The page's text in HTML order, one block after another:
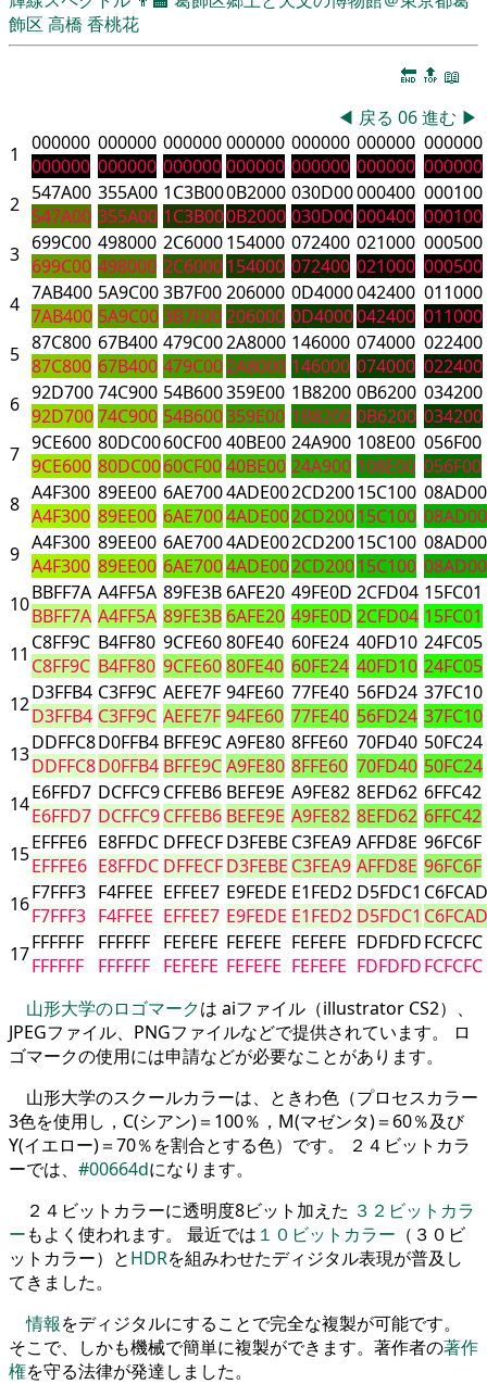
飾区 高橋 香桃花
🔚 🔝 📖
◀ 戻る 06進む ▶
1
000000
000000
000000
000000
000000
000000
000000
000000
000000
000000
000000
000000
000000
000000
2 547A00
547A00
355A00
355A00
1C3B00
1C3B00
0B2000
0B2000
030D00
030D00
000400
000400
000100
000100
3 699C00
699C00
498000
498000
2C6000
2C6000
154000
154000
072400
072400
021000
021000
000500
000500
4 7AB400
7AB400
5A9C00
5A9C00
3B7F00
3B7F00
206000
206000
0D4000
0D4000
042400
042400
011000
011000
5 87C800
87C800
67B400
67B400
479C00
479C00
2A8000
2A8000
146000
146000
074000
074000
022400
022400
6 92D700
92D700
74C900
74C900
54B600
54B600
359E00
359E00
1B8200
1B8200
0B6200
0B6200
034200
034200
7 9CE600
9CE600
80DC00
80DC00
60CF00
60CF00
40BE00
40BE00
24A900
24A900
108E00
108E00
056F00
056F00
8 A4F300
A4F300
89EE00
89EE00
6AE700
6AE700
4ADE00
4ADE00
2CD200
2CD200
15C100
15C100
08AD00
08AD00
9 A4F300
A4F300
89EE00
89EE00
6AE700
6AE700
4ADE00
4ADE00
2CD200
2CD200
15C100
15C100
08AD00
08AD00
10BBFF7A
BBFF7A
A4FF5A
A4FF5A
89FE3B
89FE3B
6AFE20
6AFE20
49FE0D
49FE0D
2CFD04
2CFD04
15FC01
15FC01
11 C8FF9C
C8FF9C
B4FF80
B4FF80
9CFE60
9CFE60
80FE40
80FE40
60FE24
60FE24
40FD10
40FD10
24FC05
24FC05
12D3FFB4
D3FFB4
C3FF9C
C3FF9C
AEFE7F
AEFE7F
94FE60
94FE60
77FE40
77FE40
56FD24
56FD24
37FC10
37FC10
13DDFFC8
DDFFC8
D0FFB4
D0FFB4
BFFE9C
BFFE9C
A9FE80
A9FE80
8FFE60
8FFE60
70FD40
70FD40
50FC24
50FC24
14E6FFD7
E6FFD7
DCFFC9
DCFFC9
CFFEB6
CFFEB6
BEFE9E
BEFE9E
A9FE82
A9FE82
8EFD62
8EFD62
6FFC42
6FFC42
15EFFFE6
EFFFE6
E8FFDC
E8FFDC
DFFECF
DFFECF
D3FEBE
D3FEBE
C3FEA9
C3FEA9
AFFD8E
AFFD8E
96FC6F
96FC6F
16F7FFF3
F7FFF3
F4FFEE
F4FFEE
EFFEE7
EFFEE7
E9FEDE
E9FEDE
E1FED2
E1FED2
D5FDC1
D5FDC1
C6FCAD
C6FCAD
17FFFFFF
FFFFFF
FFFFFF
FFFFFF
FEFEFE
FEFEFE
FEFEFE
FEFEFE
FEFEFE
FEFEFE
FDFDFD
FDFDFD
FCFCFC
FCFCFC
山形大学のロゴマークは aiファイル（illustrator CS2）、
JPEGファイル、PNGファイルなどで提供されています。 ロ
ゴマークの使用には申請などが必要なことがあります。
山形大学のスクールカラーは、ときわ色（プロセスカラー
3色を使用し，C(シアン)＝100％，M(マゼンタ)＝60％及び
Y(イエロー)＝70％を割合とする色）です。 ２４ビットカラ
ーでは、 #00664dになります。
２４ビットカラーに透明度8ビット加えた ３２ビットカラ
ーもよく使われます。 最近では １０ビットカラー （３０ビ
ットカラー）とHDRを組みわせたディジタル表現が普及し
てきました。
情報をディジタルにすることで完全な複製が可能です。
そこで、しかも機械で簡単に複製ができます。著作者の著作
権を守る法律が発達しました。